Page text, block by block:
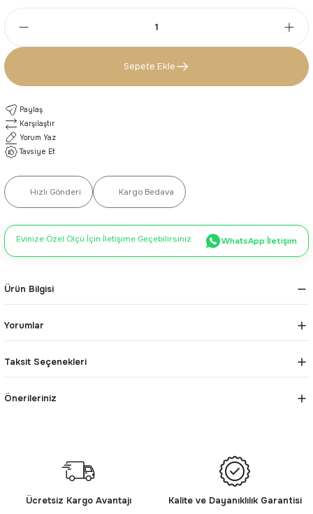
Sepete Ekle
Paylaş
Karşılaştır
Yorum Yaz
Tavsiye Et
Hızlı Gönderi Kargo Bedava
Evinize Özel Ölçü İçin İletişime Geçebilirsiniz WhatsApp İletişim
Ürün Bilgisi
Yorumlar
Taksit Seçenekleri
Önerileriniz
Ücretsiz Kargo Avantajı Kalite ve Dayanıklılık Garantisi